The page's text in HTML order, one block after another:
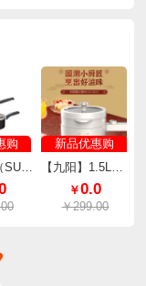
购
新品优惠购
￥0.0
￥299.00